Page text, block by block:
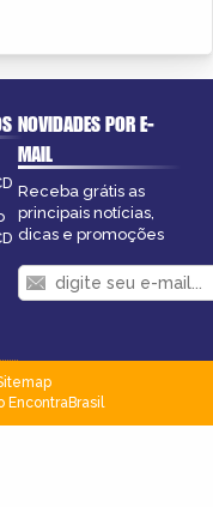
NOVIDADES POR E-
MAIL
Receba grátis as
principais notícias,
dicas e promoções
EncontraBrasil